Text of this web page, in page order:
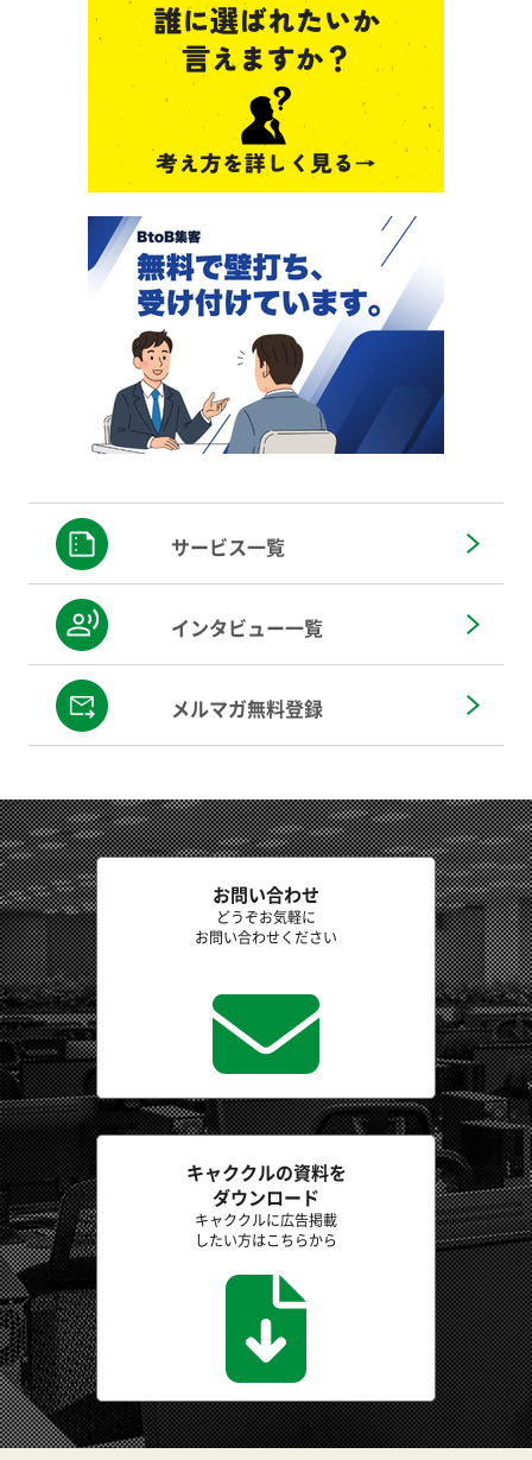
サービス一覧
インタビュー一覧
メルマガ無料登録
お問い合わせ
どうぞお気軽に
お問い合わせください
キャククルの資料を
ダウンロード
キャククルに広告掲載
したい方はこちらから